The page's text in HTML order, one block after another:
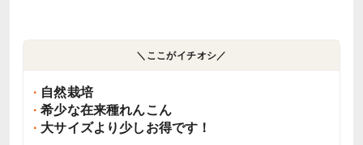
＼ここがイチオシ／
自然栽培
希少な在来種れんこん
大サイズより少しお得です！